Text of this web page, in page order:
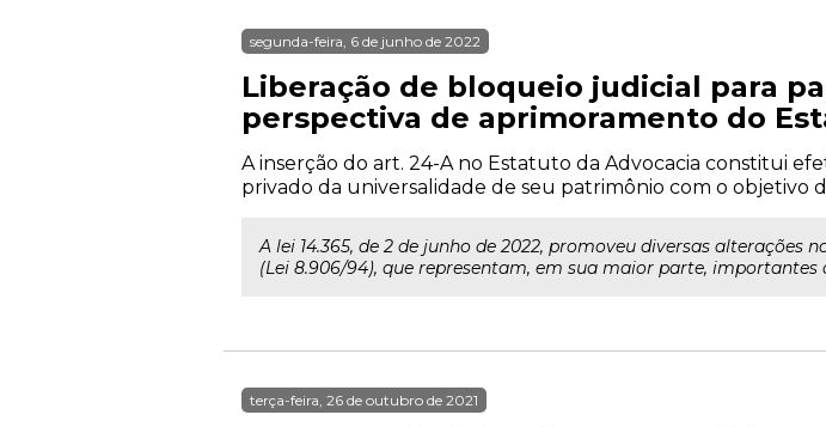
segunda-feira, 6 de junho de 2022
Liberação de bloqueio judicial para
perspectiva de aprimoramento do
A inserção do art. 24-A no Estatuto da Advocacia constitui
privado da universalidade de seu patrimônio com o objetivo
A lei 14.365, de 2 de junho de 2022, promoveu diversas
(Lei 8.906/94), que representam, em sua maior parte,
terça-feira, 26 de outubro de 2021